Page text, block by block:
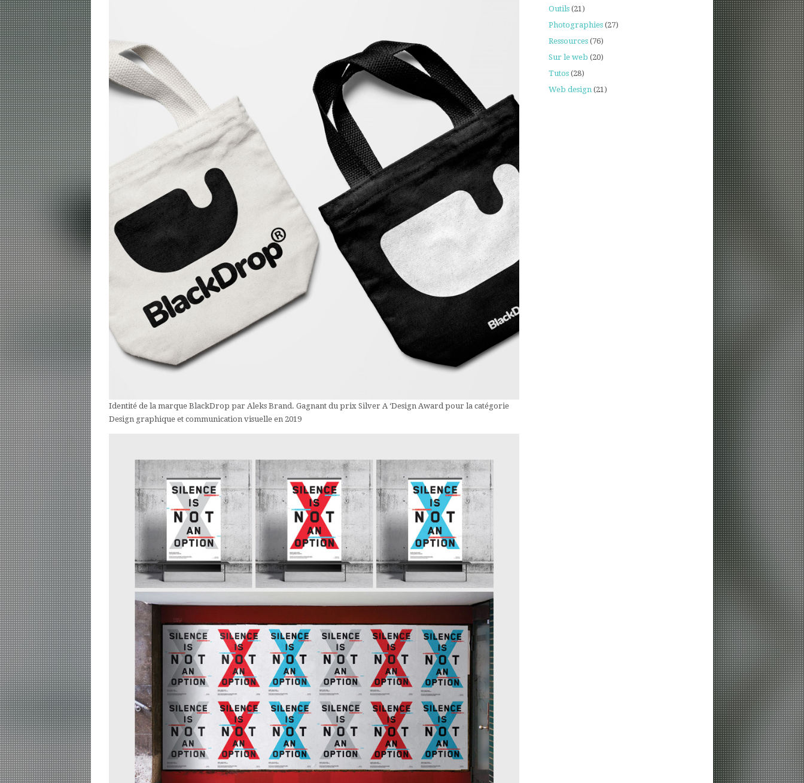
Identité de la marque BlackDrop par Aleks Brand. Gagnant du prix Silver A ‘Design Award pour la catégorie
Design graphique et communication visuelle en 2019
Outils (21)
Photographies (27)
Ressources (76)
Sur le web (20)
Tutos (28)
Web design (21)